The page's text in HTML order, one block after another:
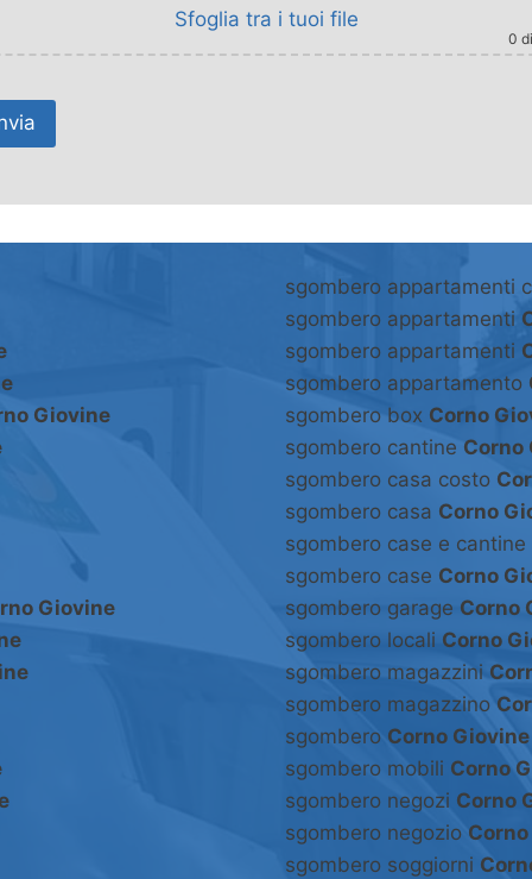
Sfoglia tra i tuoi file
0
Giovine
Giovine
sgombero appartamenti
sgombero appartamenti
sgombero appartamenti
sgombero appartamento
sgombero box Corno
sgombero cantine Corno
sgombero casa costo
sgombero casa Corno
sgombero case e cantine
sgombero case Corno
sgombero garage Corno
sgombero locali Corno
sgombero magazzini
sgombero magazzino
sgombero Corno Giovine
sgombero mobili Corno
sgombero negozi Corno
sgombero negozio
sgombero soggiorni